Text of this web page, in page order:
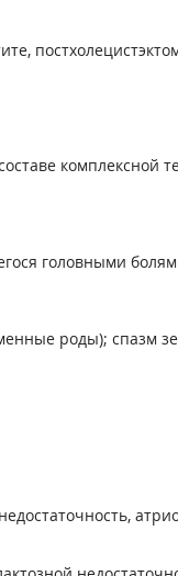
комплексной
головными
роды); спазм